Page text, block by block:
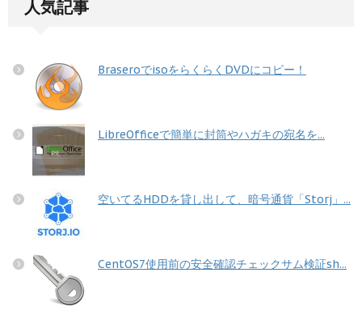
人気記事
BraseroでisoをらくらくDVDにコピー！
LibreOfficeで簡単に封筒やハガキの宛名を...
空いてるHDDを貸し出して、暗号通貨「Storj」...
CentOS7使用前の安全確認チェックサム検証sh...